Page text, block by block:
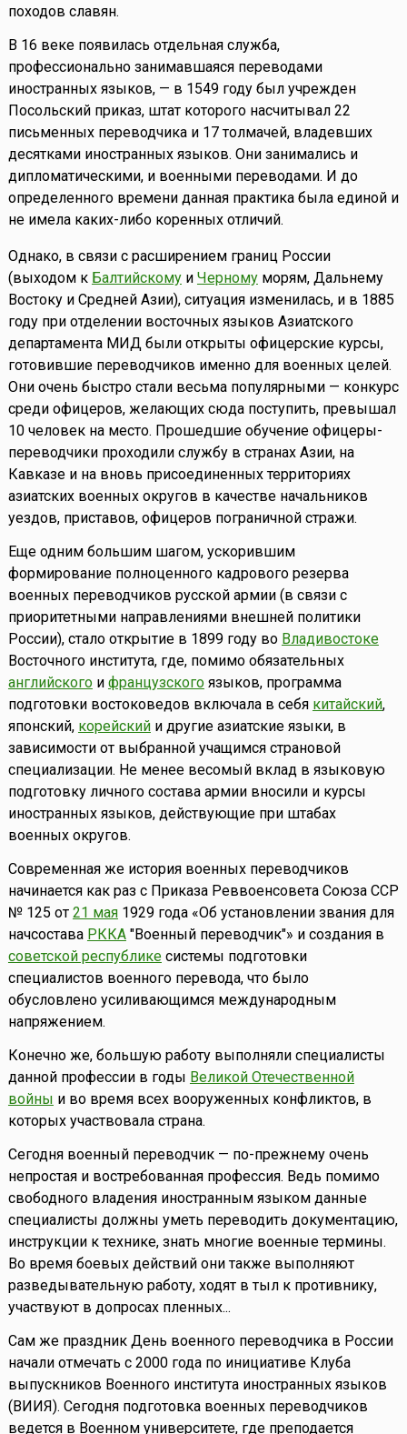
походов славян.
В 16 веке появилась отдельная служба,
профессионально занимавшаяся переводами
иностранных языков, — в 1549 году был учрежден
Посольский приказ, штат которого насчитывал 22
письменных переводчика и 17 толмачей, владевших
десятками иностранных языков. Они занимались и
дипломатическими, и военными переводами. И до
определенного времени данная практика была единой и
не имела каких-либо коренных отличий.
Однако, в связи с расширением границ России
(выходом к Балтийскомуи Черномуморям, Дальнему
Востоку и Средней Азии), ситуация изменилась, и в 1885
году при отделении восточных языков Азиатского
департамента МИД были открыты офицерские курсы,
готовившие переводчиков именно для военных целей.
Они очень быстро стали весьма популярными — конкурс
среди офицеров, желающих сюда поступить, превышал
10 человек на место. Прошедшие обучение офицеры-
переводчики проходили службу в странах Азии, на
Кавказе и на вновь присоединенных территориях
азиатских военных округов в качестве начальников
уездов, приставов, офицеров пограничной стражи.
Еще одним большим шагом, ускорившим
формирование полноценного кадрового резерва
военных переводчиков русской армии (в связи с
приоритетными направлениями внешней политики
России), стало открытие в 1899 году во Владивостоке
Восточного института, где, помимо обязательных
английскогои французскогоязыков, программа
подготовки востоковедов включала в себя китайский,
японский, корейскийи другие азиатские языки, в
зависимости от выбранной учащимся страновой
специализации. Не менее весомый вклад в языковую
подготовку личного состава армии вносили и курсы
иностранных языков, действующие при штабах
военных округов.
Современная же история военных переводчиков
начинается как раз с Приказа Реввоенсовета Союза ССР
№ 125 от 21 мая1929 года «Об установлении звания для
начсостава РККА"Военный переводчик"» и создания в
советской республикесистемы подготовки
специалистов военного перевода, что было
обусловлено усиливающимся международным
напряжением.
Конечно же, большую работу выполняли специалисты
данной профессии в годы Великой Отечественной
войны и во время всех вооруженных конфликтов, в
которых участвовала страна.
Сегодня военный переводчик — по-прежнему очень
непростая и востребованная профессия. Ведь помимо
свободного владения иностранным языком данные
специалисты должны уметь переводить документацию,
инструкции к технике, знать многие военные термины.
Во время боевых действий они также выполняют
разведывательную работу, ходят в тыл к противнику,
участвуют в допросах пленных...
Сам же праздник День военного переводчика в России
начали отмечать с 2000 года по инициативе Клуба
выпускников Военного института иностранных языков
(ВИИЯ). Сегодня подготовка военных переводчиков
ведется в Военном университете, где преподается